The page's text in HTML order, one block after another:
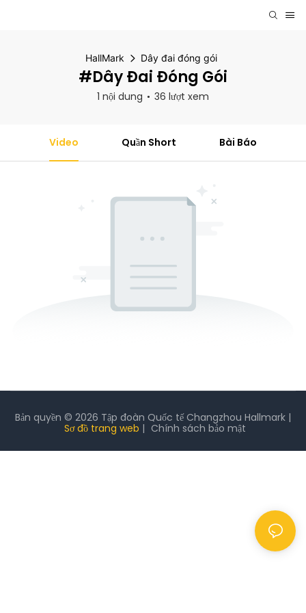
HallMark Dây đai đóng gói
#Dây Đai Đóng Gói
1 nội dung 36 lượt xem
Video Quần Short Bài Báo
Bản quyền © 2026 Tập đoàn Quốc tế Changzhou Hallmark |
Sơ đồ trang web | Chính sách bảo mật